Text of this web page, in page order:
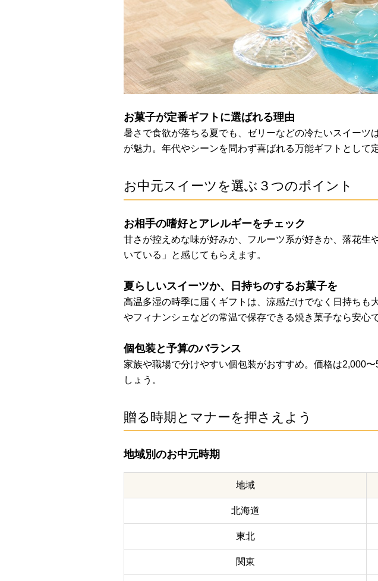
お菓子が定番ギフトに選ばれる理由
暑さで食欲が落ちる夏でも、ゼリーなどの冷たいスイー
が魅力。年代やシーンを問わず喜ばれる万能ギフトとして
お中元スイーツを選ぶ３つのポイント
お相手の嗜好とアレルギーをチェック
甘さが控えめな味が好みか、フルーツ系が好きか、落花
いている」と感じてもらえます。
夏らしいスイーツか、日持ちのするお菓子を
高温多湿の時季に届くギフトは、涼感だけでなく日持ち
やフィナンシェなどの常温で保存できる焼き菓子なら安心で
個包装と予算のバランス
家族や職場で分けやすい個包装がおすすめ。価格は2,000
しょう。
贈る時期とマナーを押さえよう
地域別のお中元時期
地域
北海道
東北
関東